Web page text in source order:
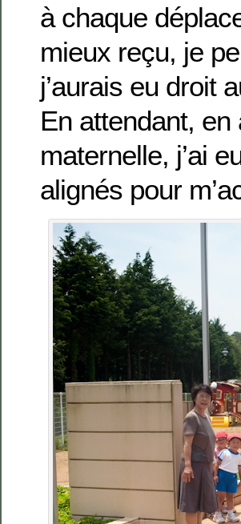
à chaque
mieux reçu, je
j’aurais eu droit
En attendant, en
maternelle, j’ai
alignés pour